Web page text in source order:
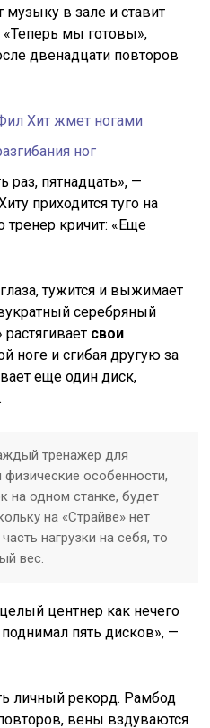
музыку в зале и ставит
«Теперь мы готовы»,
двенадцати повторов
раз, пятнадцать», —
приходится туго на
тренер кричит: «Еще
тужится и выжимает
серебряный
свои
ноге и сгибая другую за
еще один диск,
тренажер для
физические особенности,
на одном станке, будет
на «Страйве» нет
нагрузки на себя, то
вес.
центнер как нечего
пять дисков», —
личный рекорд. Рамбод
вены вздуваются